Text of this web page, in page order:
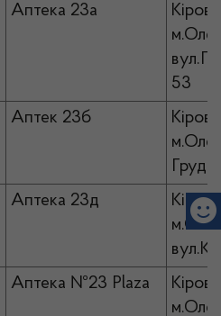
Аптека 23а
53
Аптек 23б
Аптека 23д
Аптека №23 Plaza